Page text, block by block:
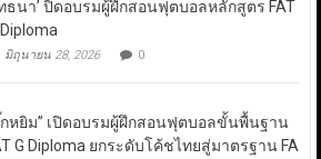
ธนา’ ปิดอบรมผู้ฝึกสอนฟุตบอลหลักสูตร FAT
มิถุนายน 28, 2026 0
กหยิม” เปิดอบรมผู้ฝึกสอนฟุตบอลขั้นพื้นฐาน
G Diploma ยกระดับโค้ชไทยสู่มาตรฐาน FA